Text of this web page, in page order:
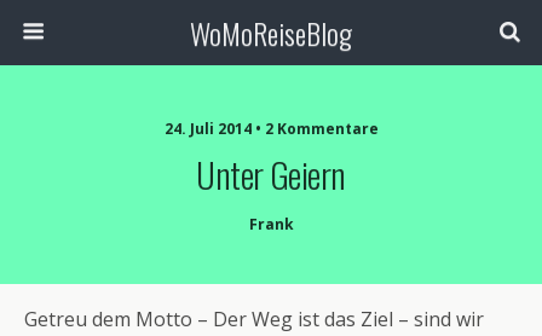
WoMoReiseBlog
24. Juli 2014 • 2 Kommentare
Unter Geiern
Frank
Getreu dem Motto – Der Weg ist das Ziel – sind wir